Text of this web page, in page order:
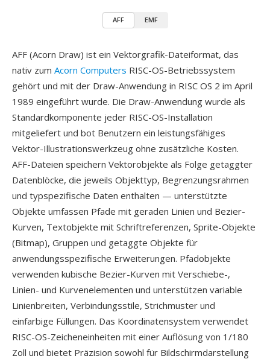
AFF EMF
AFF (Acorn Draw) ist ein Vektorgrafik-Dateiformat, das
nativ zum Acorn Computers RISC-OS-Betriebssystem
gehört und mit der Draw-Anwendung in RISC OS 2 im April
1989 eingeführt wurde. Die Draw-Anwendung wurde als
Standardkomponente jeder RISC-OS-Installation
mitgeliefert und bot Benutzern ein leistungsfähiges
Vektor-Illustrationswerkzeug ohne zusätzliche Kosten.
AFF-Dateien speichern Vektorobjekte als Folge getaggter
Datenblöcke, die jeweils Objekttyp, Begrenzungsrahmen
und typspezifische Daten enthalten — unterstützte
Objekte umfassen Pfade mit geraden Linien und Bezier-
Kurven, Textobjekte mit Schriftreferenzen, Sprite-Objekte
(Bitmap), Gruppen und getaggte Objekte für
anwendungsspezifische Erweiterungen. Pfadobjekte
verwenden kubische Bezier-Kurven mit Verschiebe-,
Linien- und Kurvenelementen und unterstützen variable
Linienbreiten, Verbindungsstile, Strichmuster und
einfarbige Füllungen. Das Koordinatensystem verwendet
RISC-OS-Zeicheneinheiten mit einer Auflösung von 1/180
Zoll und bietet Präzision sowohl für Bildschirmdarstellung